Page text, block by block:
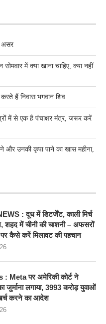
असर
में क्या खाना चाहिए, क्या नहीं
हैं निवास भगवान शिव
में से एक है पंचाक्षर मंत्र, जरूर करें
और उनकी कृपा पाने का खास महीना,
: दूध में डिटर्जेंट, काली मिर्च
शहद में चीनी की चाशनी – अफसरों
कैसे करें मिलावट की पहचान
Meta पर अमेरिकी कोर्ट ने
जुर्माना लगाया, 3993 करोड़ युवाओं
करने का आदेश